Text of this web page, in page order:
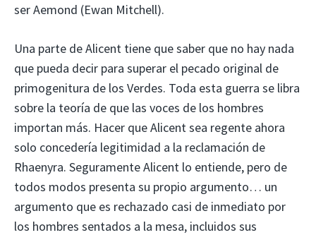
ser Aemond (Ewan Mitchell).
Una parte de Alicent tiene que saber que no hay nada
que pueda decir para superar el pecado original de
primogenitura de los Verdes. Toda esta guerra se libra
sobre la teoría de que las voces de los hombres
importan más. Hacer que Alicent sea regente ahora
solo concedería legitimidad a la reclamación de
Rhaenyra. Seguramente Alicent lo entiende, pero de
todos modos presenta su propio argumento… un
argumento que es rechazado casi de inmediato por
los hombres sentados a la mesa, incluidos sus